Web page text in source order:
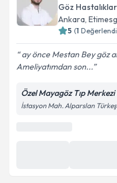
Göz
Ankara,
5 (1
ay önce Mestan Bey göz
Ameliyatımdan son...
Özel Mayagöz Tıp
İstasyon Mah. Alparslan